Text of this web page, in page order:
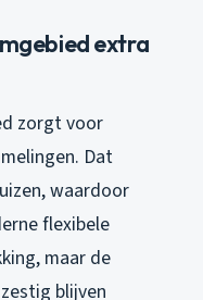
extra
zorgt voor
Dat
waardoor
flexibele
maar de
blijven